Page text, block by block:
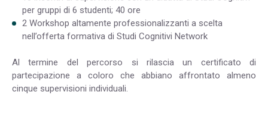
per gruppi di 6 studenti; 40 ore
2 Workshop altamente professionalizzanti a scelta
nell’offerta formativa di Studi Cognitivi Network
Al termine del percorso si rilascia un certificato di
partecipazione a coloro che abbiano affrontato almeno
cinque supervisioni individuali.